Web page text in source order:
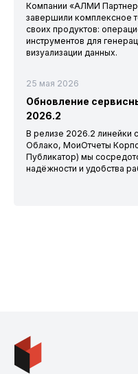
Компании «АЛМИ
завершили комплексное
своих продуктов:
инструментов для
визуализации данных.
25 мая 2026
Обновление
2026.2
В релизе 2026.2 линейки
Облако, МоиОтчеты
Публикатор) мы
надёжности и удобства